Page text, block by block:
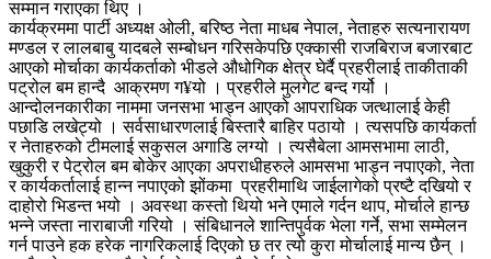
सम्मान गराएका थिए ।
कार्यक्रममा पार्टी अध्यक्ष ओली, बरिष्ठ नेता माधब नेपाल, नेताहरु सत्यनारायण
मण्डल र लालबाबु यादबले सम्बोधन गरिसकेपछि एक्कासी राजबिराज बजारबाट
आएको मोर्चाका कार्यकर्ताको भीडले औधोगिक क्षेत्र घेर्दै प्रहरीलाई ताकीताकी
पट्रोल बम हान्दै आक्रमण ग¥यो । प्रहरीले मुलगेट बन्द गर्यो ।
आन्दोलनकारीका नाममा जनसभा भाड्न आएको आपराधिक जत्थालाई केही
पछाडि लखेट्यो । सर्वसाधारणलाई बिस्तारै बाहिर पठायो । त्यसपछि कार्यकर्ता
र नेताहरुको टीमलाई सकुसल अगाडि लग्यो । त्यसैबेला आमसभामा लाठी,
खुकुरी र पेट्रोल बम बोकेर आएका अपराधीहरुले आमसभा भाड्न नपाएको, नेता
र कार्यकर्तालाई हान्न नपाएको झोंकमा प्रहरीमाथि जाईलागेको प्रष्टै दखियो र
दाहोरो भिडन्त भयो । अवस्था कस्तो थियो भने एमाले गर्दन थाप, मोर्चाले हान्छ
भन्ने जस्ता नाराबाजी गरियो । संबिधानले शान्तिपुर्वक भेला गर्ने, सभा सम्मेलन
गर्न पाउने हक हरेक नागरिकलाई दिएको छ तर त्यो कुरा मोर्चालाई मान्य छैन् ।